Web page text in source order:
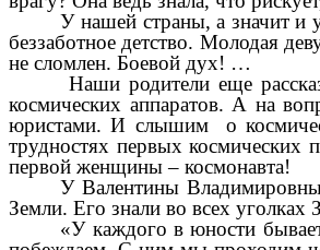
У нашей страны, а значит и
беззаботное детство. Молодая
не сломлен. Боевой дух! …
Наши родители еще
космических аппаратов. А на
юристами. И слышим о
трудностях первых
первой женщины – космонавта!
У Валентины
Земли. Его знали во всех
«У каждого в юности